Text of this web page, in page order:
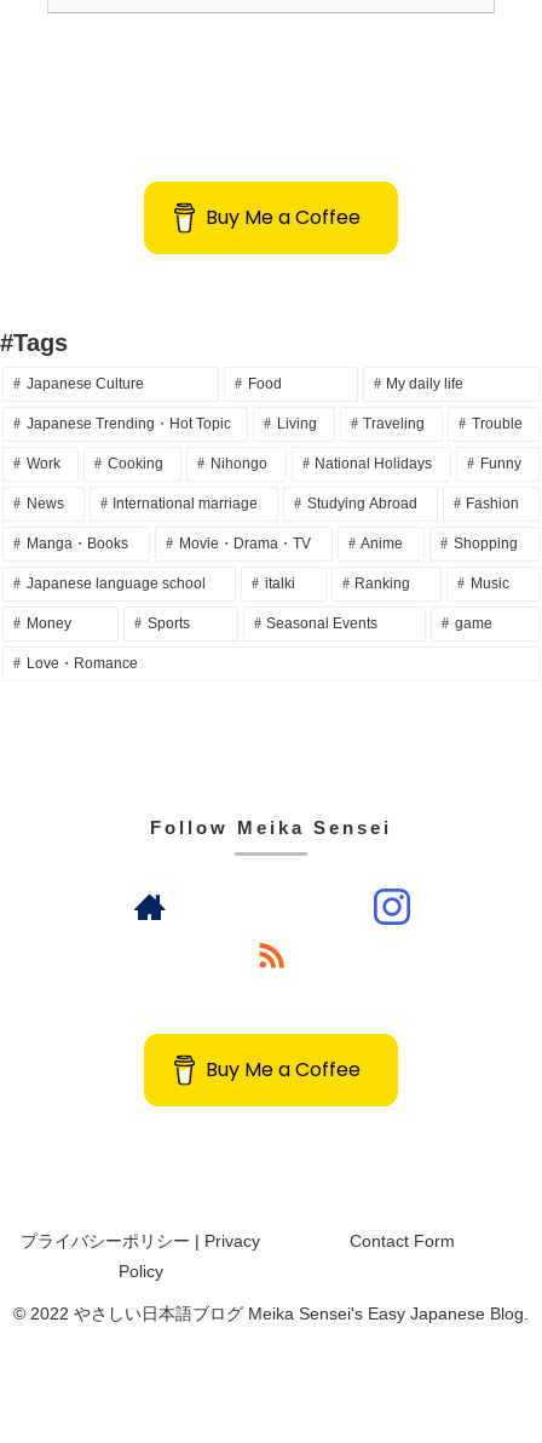
Buy Me a Coffee
#Tags
Japanese Culture Food My daily life
Japanese Trending・Hot Topic Living Traveling Trouble
Work Cooking Nihongo National Holidays Funny
News International marriage Studying Abroad Fashion
Manga・Books Movie・Drama・TV Anime Shopping
Japanese language school italki Ranking Music
Money Sports Seasonal Events game
Love・Romance
Follow Meika Sensei
Buy Me a Coffee
プライバシーポリシー | Privacy
Policy
Contact Form
© 2022 やさしい日本語ブログ Meika Sensei's Easy Japanese Blog.